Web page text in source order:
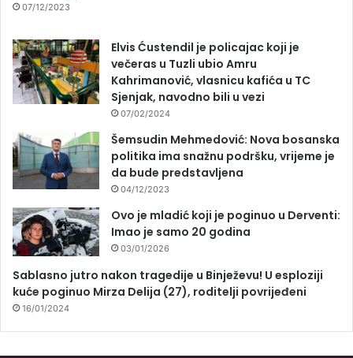
07/12/2023
Elvis Ćustendil je policajac koji je
večeras u Tuzli ubio Amru
Kahrimanović, vlasnicu kafića u TC
Sjenjak, navodno bili u vezi
07/02/2024
Šemsudin Mehmedović: Nova bosanska
politika ima snažnu podršku, vrijeme je
da bude predstavljena
04/12/2023
Ovo je mladić koji je poginuo u Derventi:
Imao je samo 20 godina
03/01/2026
Sablasno jutro nakon tragedije u Binježevu! U esploziji
kuće poginuo Mirza Delija (27), roditelji povrijeđeni
16/01/2024